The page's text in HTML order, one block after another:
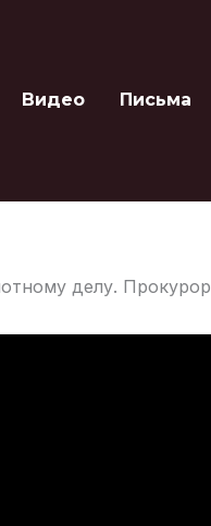
Видео Письма
делу. Прокурор